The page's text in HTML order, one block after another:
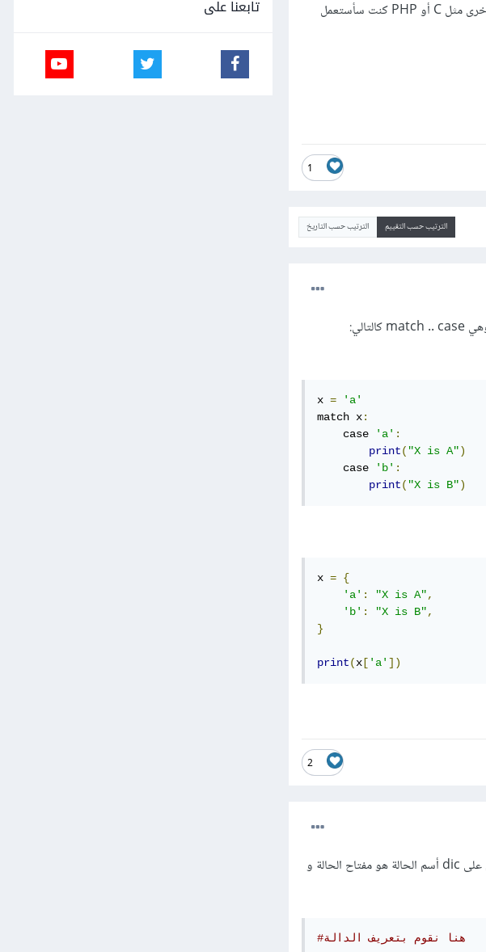
أحاول أن أقوم بعمل دالة تقوم بإرجاع قيم ثابتة fixed بناءً على مدخل معين للدالة. في لغات أخرى مثل C أو PHP كنت سأستعمل
1
الترتيب حسب التقييم الترتيب حسب التاريخ
x =
'a'
match x:
    case
'a' :
print( "X is A")
    case
'b' :
print( "X is B")
x = {
'a' : "X is A",
'b' : "X is B",
}
print(x [ 'a' ])
2
نعم لا يوجد هناك switch بلغة البايثون و الطريقة الاستبدالها هو خلق دالة تحتوي على dic أسم الحالة هو مفتاح الحالة و
تابعنا على